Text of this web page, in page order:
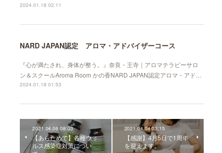
2024.01.18 02:11
NARD JAPAN認定 アロマ・アドバイザーコース
『心が満たされ、身体が整う。』奈良・王寺｜アロマテラピーサロ
ン＆スクールAroma Room かの香NARD JAPAN認定アロマ・アド…
2024.01.18 01:53
2021.04.06 08:03
【あらためて】各種ウィ
ルス感染症対策につい
2021.04.04 03:15
【感謝】4月5日で1周年
を迎えます。